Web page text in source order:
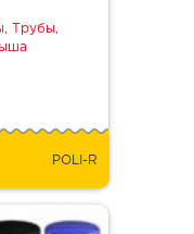
Трубы,
POLI-R